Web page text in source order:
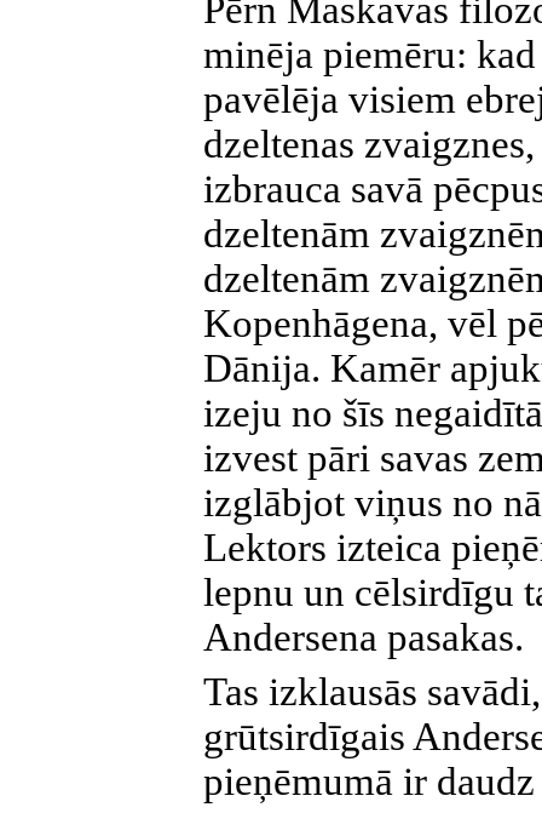
Pērn Maskavas
minēja piemēru:
pavēlēja visiem
dzeltenas
izbrauca savā
dzeltenām
dzeltenām
Kopenhāgena, vēl
Dānija. Kamēr
izeju no šīs
izvest pāri savas
izglābjot viņus no
Lektors izteica
lepnu un cēlsirdīgu
Andersena pasakas.
Tas izklausās
grūtsirdīgais
pieņēmumā ir